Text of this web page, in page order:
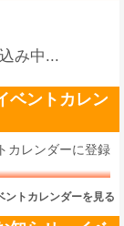
み中...
ベントカレン
カレンダーに登録
ントカレンダーを見る